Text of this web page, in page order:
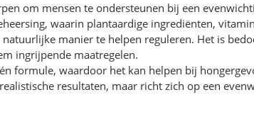
om mensen te ondersteunen bij een
waarin plantaardige ingrediënten,
manier te helpen reguleren. Het is
ingrijpende maatregelen.
formule, waardoor het kan helpen bij
resultaten, maar richt zich op een